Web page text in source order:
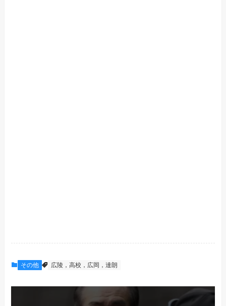
その他 広陵，高校，広岡，達朗